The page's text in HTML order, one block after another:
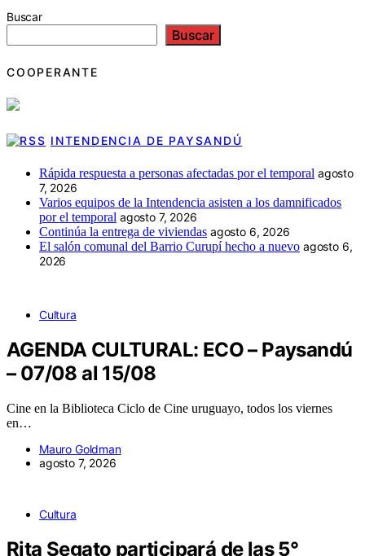
Buscar
Buscar
COOPERANTE
INTENDENCIA DE PAYSANDÚ
Rápida respuesta a personas afectadas por el temporal agosto
7, 2026
Varios equipos de la Intendencia asisten a los damnificados
por el temporal agosto 7, 2026
Continúa la entrega de viviendas agosto 6, 2026
El salón comunal del Barrio Curupí hecho a nuevo agosto 6,
2026
Cultura
AGENDA CULTURAL: ECO – Paysandú
– 07/08 al 15/08
Cine en la Biblioteca Ciclo de Cine uruguayo, todos los viernes
en…
Mauro Goldman
agosto 7, 2026
Cultura
Rita Segato participará de las 5°